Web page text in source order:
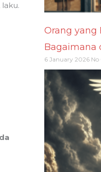
Orang yang
Bagaimana
6 January 2026